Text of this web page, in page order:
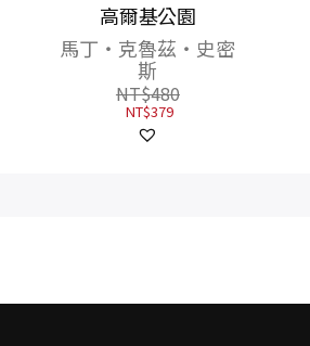
高爾基公園
馬丁‧克魯茲‧史密
斯
NT$480
NT$379